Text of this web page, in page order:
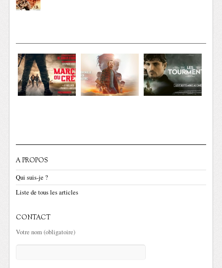
A PROPOS
Qui suis-je ?
Liste de tous les articles
CONTACT
Votre nom (obligatoire)